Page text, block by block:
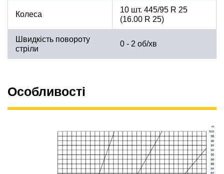
Колеса
10 шт. 445/95 R 25
(16.00 R 25)
Швидкість повороту
стріли
0 - 2 об/хв
Особливості